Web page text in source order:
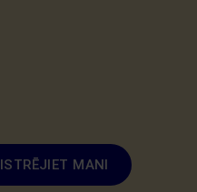
MANI